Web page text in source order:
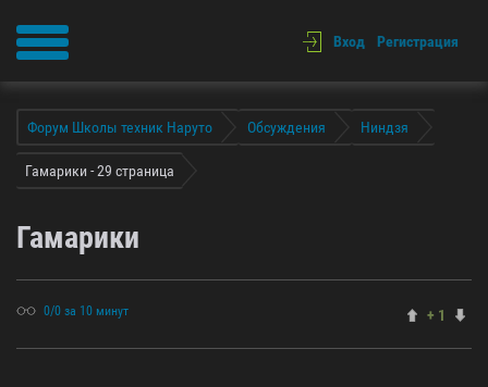
Вход Регистрация
Форум Школы техник Наруто Обсуждения Ниндзя
Гамарики - 29 страница
Гамарики
0/0 за 10 минут + 1